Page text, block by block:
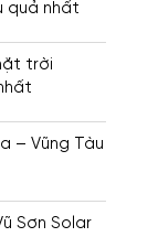
quả nhất
trời
– Vũng Tàu
Sơn Solar